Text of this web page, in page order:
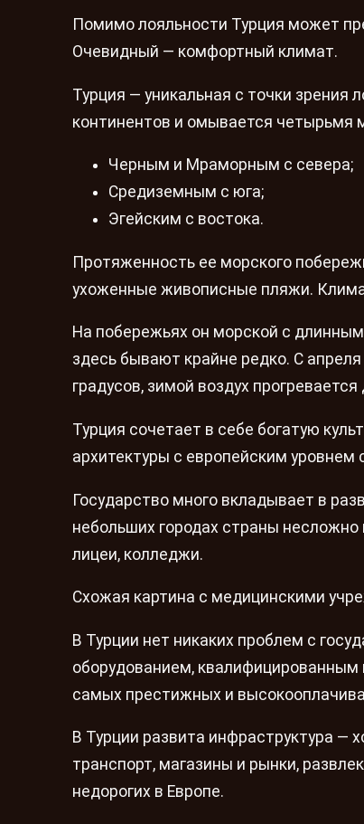
Помимо лояльности Турция может
Очевидный — комфортный климат.
Турция — уникальная с точки зрения
континентов и омывается четырьмя
Черным и Мраморным с севера;
Средиземным с юга;
Эгейским с востока.
Протяженность ее морского
ухоженные живописные пляжи.
На побережьях он морской с
здесь бывают крайне редко. С
градусов, зимой воздух
Турция сочетает в себе богатую
архитектуры с европейским уровнем
Государство много вкладывает в
небольших городах страны
лицеи, колледжи.
Схожая картина с медицинскими
В Турции нет никаких проблем с
оборудованием,
самых престижных и
В Турции развита инфраструктура —
транспорт, магазины и рынки,
недорогих в Европе.